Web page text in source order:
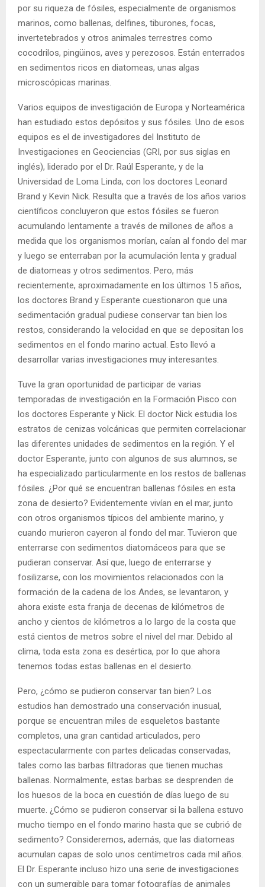
por su riqueza de fósiles, especialmente de organismos
marinos, como ballenas, delfines, tiburones, focas,
invertetebrados y otros animales terrestres como
cocodrilos, pingüinos, aves y perezosos. Están enterrados
en sedimentos ricos en diatomeas, unas algas
microscópicas marinas.
Varios equipos de investigación de Europa y Norteamérica
han estudiado estos depósitos y sus fósiles. Uno de esos
equipos es el de investigadores del Instituto de
Investigaciones en Geociencias (GRI, por sus siglas en
inglés), liderado por el Dr. Raúl Esperante, y de la
Universidad de Loma Linda, con los doctores Leonard
Brand y Kevin Nick. Resulta que a través de los años varios
científicos concluyeron que estos fósiles se fueron
acumulando lentamente a través de millones de años a
medida que los organismos morían, caían al fondo del mar
y luego se enterraban por la acumulación lenta y gradual
de diatomeas y otros sedimentos. Pero, más
recientemente, aproximadamente en los últimos 15 años,
los doctores Brand y Esperante cuestionaron que una
sedimentación gradual pudiese conservar tan bien los
restos, considerando la velocidad en que se depositan los
sedimentos en el fondo marino actual. Esto llevó a
desarrollar varias investigaciones muy interesantes.
Tuve la gran oportunidad de participar de varias
temporadas de investigación en la Formación Pisco con
los doctores Esperante y Nick. El doctor Nick estudia los
estratos de cenizas volcánicas que permiten correlacionar
las diferentes unidades de sedimentos en la región. Y el
doctor Esperante, junto con algunos de sus alumnos, se
ha especializado particularmente en los restos de ballenas
fósiles. ¿Por qué se encuentran ballenas fósiles en esta
zona de desierto? Evidentemente vivían en el mar, junto
con otros organismos típicos del ambiente marino, y
cuando murieron cayeron al fondo del mar. Tuvieron que
enterrarse con sedimentos diatomáceos para que se
pudieran conservar. Así que, luego de enterrarse y
fosilizarse, con los movimientos relacionados con la
formación de la cadena de los Andes, se levantaron, y
ahora existe esta franja de decenas de kilómetros de
ancho y cientos de kilómetros a lo largo de la costa que
está cientos de metros sobre el nivel del mar. Debido al
clima, toda esta zona es desértica, por lo que ahora
tenemos todas estas ballenas en el desierto.
Pero, ¿cómo se pudieron conservar tan bien? Los
estudios han demostrado una conservación inusual,
porque se encuentran miles de esqueletos bastante
completos, una gran cantidad articulados, pero
espectacularmente con partes delicadas conservadas,
tales como las barbas filtradoras que tienen muchas
ballenas. Normalmente, estas barbas se desprenden de
los huesos de la boca en cuestión de días luego de su
muerte. ¿Cómo se pudieron conservar si la ballena estuvo
mucho tiempo en el fondo marino hasta que se cubrió de
sedimento? Consideremos, además, que las diatomeas
acumulan capas de solo unos centímetros cada mil años.
El Dr. Esperante incluso hizo una serie de investigaciones
con un sumergible para tomar fotografías de animales